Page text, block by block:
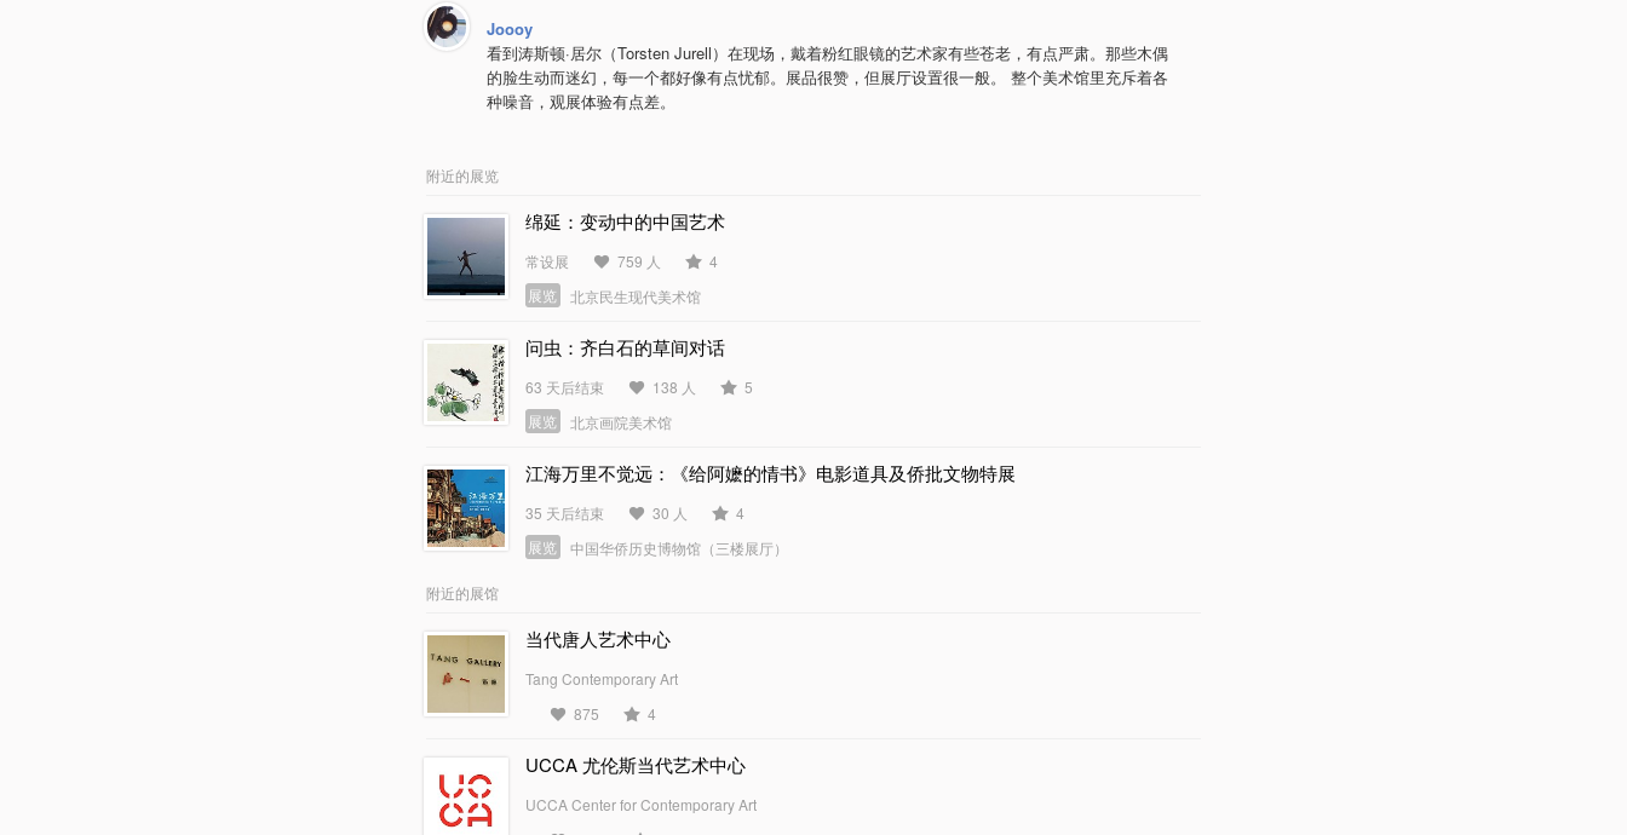
Joooy
看到涛斯顿·居尔（Torsten Jurell）在现场，戴着粉红眼镜的艺术家有些苍老，有点严肃。那些木偶
的脸生动而迷幻，每一个都好像有点忧郁。展品很赞，但展厅设置很一般。 整个美术馆里充斥着各
种噪音，观展体验有点差。
附近的展览
绵延：变动中的中国艺术
常设展 759 人
4
展览
北京民生现代美术馆
问虫：齐白石的草间对话
63 天后结束 138 人
5
展览
北京画院美术馆
江海万里不觉远：《给阿嬷的情书》电影道具及侨批文物特展
35 天后结束 30 人
4
展览
中国华侨历史博物馆（三楼展厅）
附近的展馆
当代唐人艺术中心
Tang Contemporary Art
875
4
UCCA 尤伦斯当代艺术中心
UCCA Center for Contemporary Art